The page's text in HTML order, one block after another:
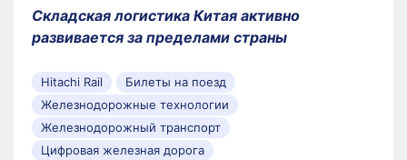
Складская логистика Китая активно
развивается за пределами страны
Hitachi Rail
Билеты на поезд
Железнодорожные технологии
Железнодорожный транспорт
Цифровая железная дорога